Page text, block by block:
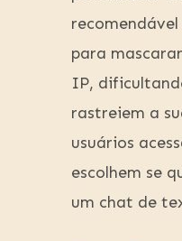
para
IP,
rastreiem a
usuários
escolhem se
um chat de